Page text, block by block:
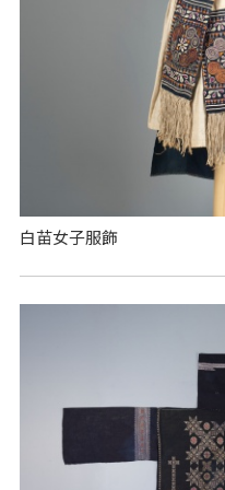
白苗女子服飾